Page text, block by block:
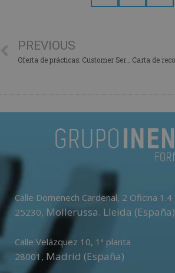
PREVIOUS
Oferta de prácticas: Customer Service – De’Longhi Electrodomésticos España
Calle Domenech Cardenal, 2 Oficina 1.4
25230, Mollerussa. Lleida (España)
Calle Velázquez 10, 1ª planta
28001, Madrid (España)